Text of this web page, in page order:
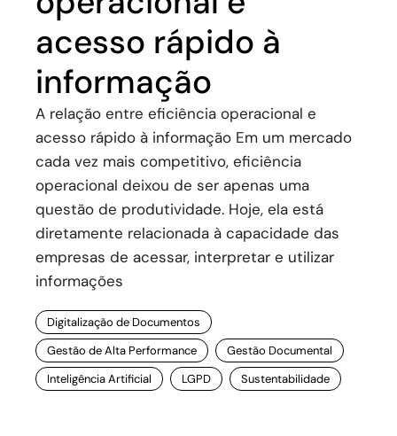
acesso rápido à
informação
A relação entre eficiência operacional e
acesso rápido à informação Em um mercado
cada vez mais competitivo, eficiência
operacional deixou de ser apenas uma
questão de produtividade. Hoje, ela está
diretamente relacionada à capacidade das
empresas de acessar, interpretar e utilizar
informações
Digitalização de Documentos
Gestão de Alta Performance
Gestão Documental
Inteligência Artificial
LGPD Sustentabilidade